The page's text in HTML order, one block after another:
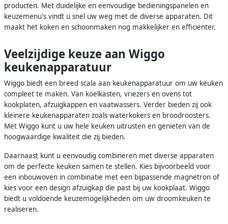
producten. Met duidelijke en eenvoudige bedieningspanelen en
keuzemenu's vindt u snel uw weg met de diverse apparaten. Dit
maakt het koken en schoonmaken nog makkelijker en efficiënter.
Veelzijdige keuze aan Wiggo
keukenapparatuur
Wiggo biedt een breed scala aan keukenapparatuur om uw keuken
compleet te maken. Van koelkasten, vriezers en ovens tot
kookplaten, afzuigkappen en vaatwassers. Verder bieden zij ook
kleinere keukenapparaten zoals waterkokers en broodroosters.
Met Wiggo kunt u uw hele keuken uitrusten en genieten van de
hoogwaardige kwaliteit die zij bieden.
Daarnaast kunt u eenvoudig combineren met diverse apparaten
om de perfecte keuken samen te stellen. Kies bijvoorbeeld voor
een inbouwoven in combinatie met een bijpassende magnetron of
kies voor een design afzuigkap die past bij uw kookplaat. Wiggo
biedt u voldoende keuzemogelijkheden om uw droomkeuken te
realiseren.